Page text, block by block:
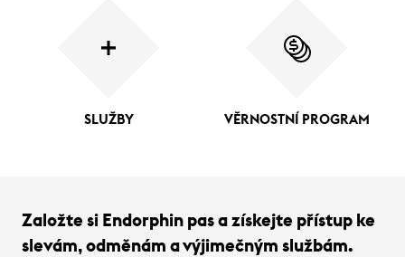
SLUŽBY VĚRNOSTNÍ PROGRAM
Založte si Endorphin pas a získejte přístup ke
slevám, odměnám a výjimečným službám.